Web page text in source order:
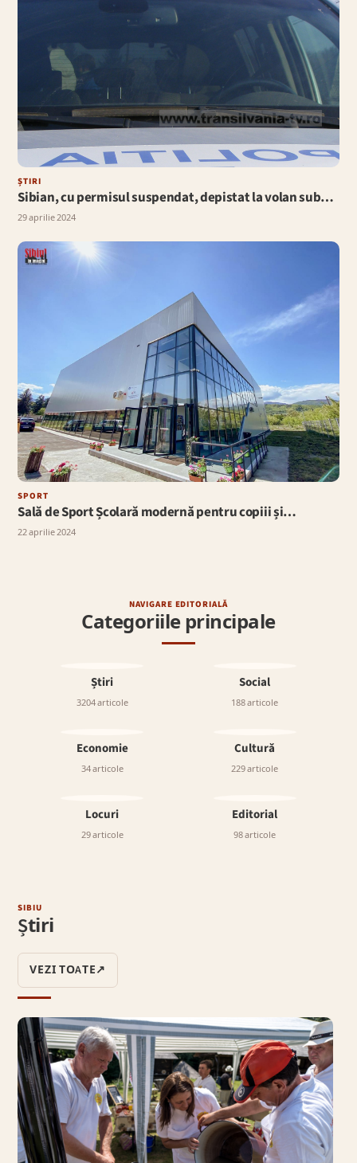
ȘTIRI
Sibian, cu permisul suspendat, depistat la volan sub…
29 aprilie 2024
SPORT
Sală de Sport Școlară modernă pentru copiii și…
22 aprilie 2024
NAVIGARE EDITORIALĂ
Categoriile principale
Știri
3204 articole
Social
188 articole
Economie
34 articole
Cultură
229 articole
Locuri
29 articole
Editorial
98 articole
SIBIU
Știri
VEZI TOATE↗